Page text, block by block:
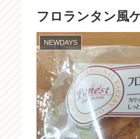
フロランタン風
NEWDAYS